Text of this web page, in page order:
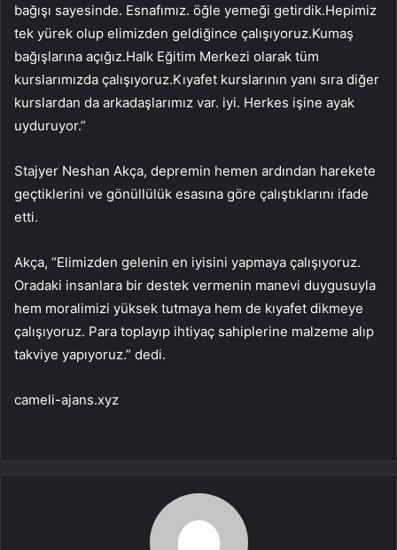
bağışı sayesinde. Esnafımız. öğle yemeği getirdik.Hepimiz
tek yürek olup elimizden geldiğince çalışıyoruz.Kumaş
bağışlarına açığız.Halk Eğitim Merkezi olarak tüm
kurslarımızda çalışıyoruz.Kıyafet kurslarının yanı sıra diğer
kurslardan da arkadaşlarımız var. iyi. Herkes işine ayak
uyduruyor.”
Stajyer Neshan Akça, depremin hemen ardından harekete
geçtiklerini ve gönüllülük esasına göre çalıştıklarını ifade
etti.
Akça, “Elimizden gelenin en iyisini yapmaya çalışıyoruz.
Oradaki insanlara bir destek vermenin manevi duygusuyla
hem moralimizi yüksek tutmaya hem de kıyafet dikmeye
çalışıyoruz. Para toplayıp ihtiyaç sahiplerine malzeme alıp
takviye yapıyoruz.” dedi.
cameli-ajans.xyz